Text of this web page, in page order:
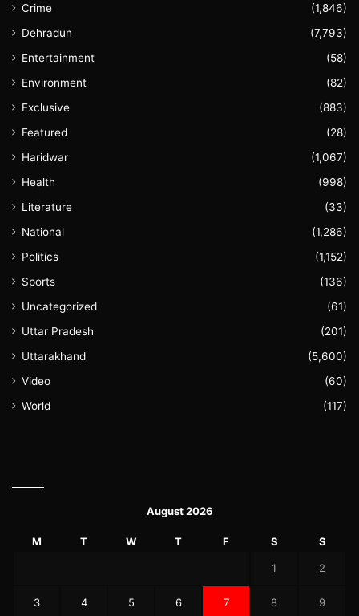
Crime
(1,846)
Dehradun
(7,793)
Entertainment
(58)
Environment
(82)
Exclusive
(883)
Featured
(28)
Haridwar
(1,067)
Health
(998)
Literature
(33)
National
(1,286)
Politics
(1,152)
Sports
(136)
Uncategorized
(61)
Uttar Pradesh
(201)
Uttarakhand
(5,600)
Video
(60)
World
(117)
August 2026
M T W T F S S
1 2
3 4 5 6 7 8 9